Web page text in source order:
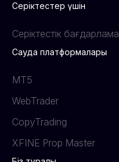
Серіктестер үшін
Серіктестік бағдарлама
Сауда платформалары
MT5
WebTrader
CopyTrading
XFINE Prop Master